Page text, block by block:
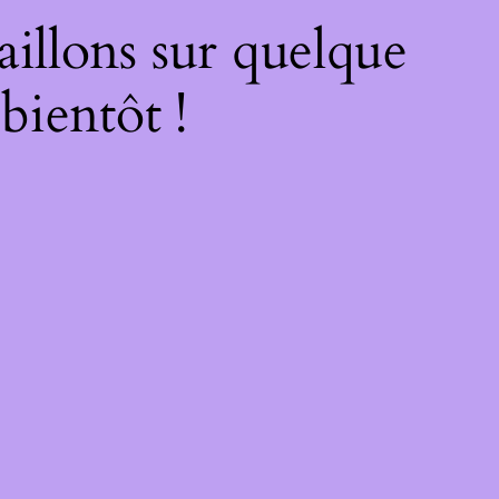
sur quelque
!